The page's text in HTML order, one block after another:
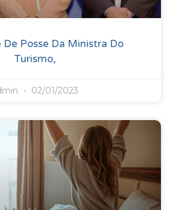
De Posse Da Ministra Do
Turismo,
02/01/2023